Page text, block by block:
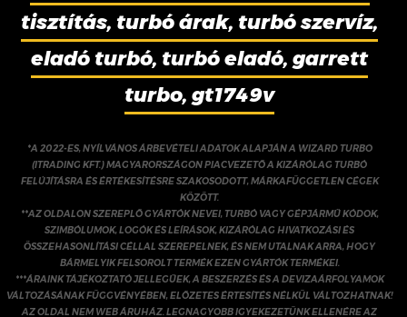
tisztítás, turbó árak, turbó szervíz,
eladó turbó, turbó eladó, garrett
turbo, gt1749v
*A 2022-ES, NYÍLVÁNOS ÁRBEVÉTELI ADATOK ALAPJÁN A WIZARD TURBO
(ITRADING KFT.) MAGYARORSZÁGON PIACVEZETŐ A KIZÁRÓLAG TURBÓ
FELÚJÍTÁSRA ÉS ÉRTÉKESÍTÉSRE SZAKOSODOTT, MÁRKAFÜGGETLEN CÉGEK
KÖZÖTT.
**AZ OLDALON SZEREPLŐ GYÁRTÓK NEVEI, TURBÓ VAGY GÉPJÁRMŰ KÓDOK,
SZIMBÓLUMOK, LOGÓK ÉS LEÍRÁSOK, KIZÁRÓLAG HIVATKOZÁSI ÉS
ÖSSZEHASONLÍTÁSI CÉLLAL SZEREPELNEK, ÉS NEM UTALNAK ARRA, HOGY
BÁRMELYIK FELSOROLT TERMÉK EZEN GYÁRTÓK TERMÉKEI.
***ÁRAINK TÁJÉKOZTATÓ JELLEGŰEK, A BESZERZÉS ÉS A DEVIZAÁRFOLYAMOK
VÁLTOZÁSÁNAK FÜGGVÉNYÉBEN, ELŐZETES ÉRTESÍTÉS NÉLKÜL VÁLTOZHATNAK!
AZ OLDAL NEM WEB ÁRUHÁZ. LEGNAGYOBB IGYEKEZETÜNK ELLENÉRE AZ